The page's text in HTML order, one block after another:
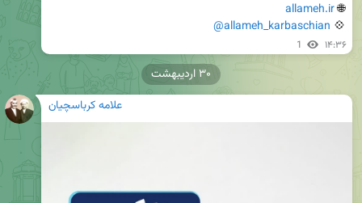
🌐
allameh.ir
💠
@allameh_karbaschian
1 ۱۴:۳۶
علامه کرباسچیان
۳۰ اردیبهشت